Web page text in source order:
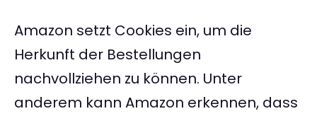
Amazon setzt Cookies ein, um die
Herkunft der Bestellungen
nachvollziehen zu können. Unter
anderem kann Amazon erkennen, dass